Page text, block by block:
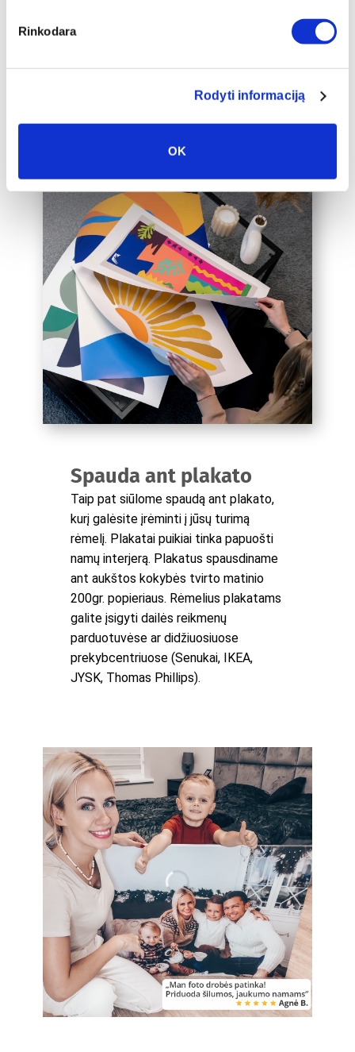
Rinkodara
Rodyti informaciją
OK
interjero akcentu.
Jūsų jau turimą drobę, susisiekite su
Spauda ant plakato
Taip pat siūlome spaudą ant plakato,
kurį galėsite įrėminti į jūsų turimą
rėmelį. Plakatai puikiai tinka papuošti
namų interjerą. Plakatus spausdiname
ant aukštos kokybės tvirto matinio
200gr. popieriaus. Rėmelius plakatams
galite įsigyti dailės reikmenų
parduotuvėse ar didžiuosiuose
prekybcentriuose (Senukai, IKEA,
JYSK, Thomas Phillips).